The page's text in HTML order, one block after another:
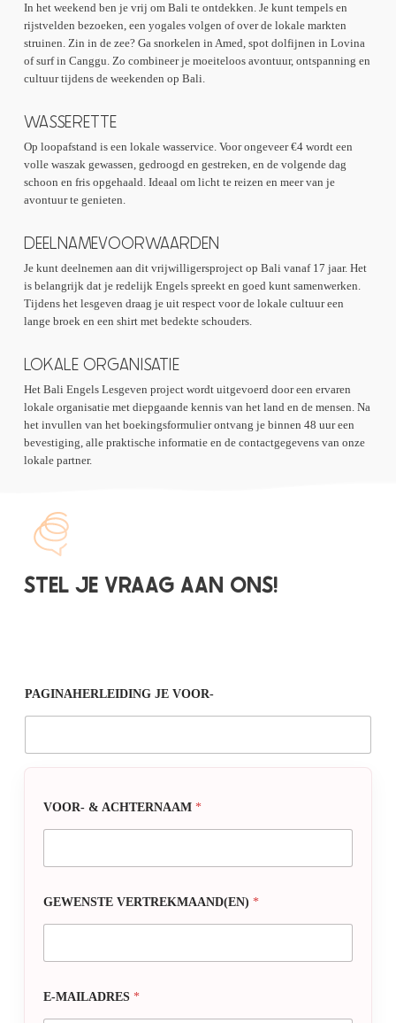
In het weekend ben je vrij om Bali te ontdekken. Je kunt tempels en
rijstvelden bezoeken, een yogales volgen of over de lokale markten
struinen. Zin in de zee? Ga snorkelen in Amed, spot dolfijnen in Lovina
of surf in Canggu. Zo combineer je moeiteloos avontuur, ontspanning en
cultuur tijdens de weekenden op Bali.
WASSERETTE
Op loopafstand is een lokale wasservice. Voor ongeveer €4 wordt een
volle waszak gewassen, gedroogd en gestreken, en de volgende dag
schoon en fris opgehaald. Ideaal om licht te reizen en meer van je
avontuur te genieten.
DEELNAMEVOORWAARDEN
Je kunt deelnemen aan dit vrijwilligersproject op Bali vanaf 17 jaar. Het
is belangrijk dat je redelijk Engels spreekt en goed kunt samenwerken.
Tijdens het lesgeven draag je uit respect voor de lokale cultuur een
lange broek en een shirt met bedekte schouders.
LOKALE ORGANISATIE
Het Bali Engels Lesgeven project wordt uitgevoerd door een ervaren
lokale organisatie met diepgaande kennis van het land en de mensen. Na
het invullen van het boekingsformulier ontvang je binnen 48 uur een
bevestiging, alle praktische informatie en de contactgegevens van onze
lokale partner.
STEL JE VRAAG AAN ONS!
PAGINAHERLEIDING JE VOOR-
VOOR- & ACHTERNAAM*
GEWENSTE VERTREKMAAND(EN)*
E-MAILADRES*